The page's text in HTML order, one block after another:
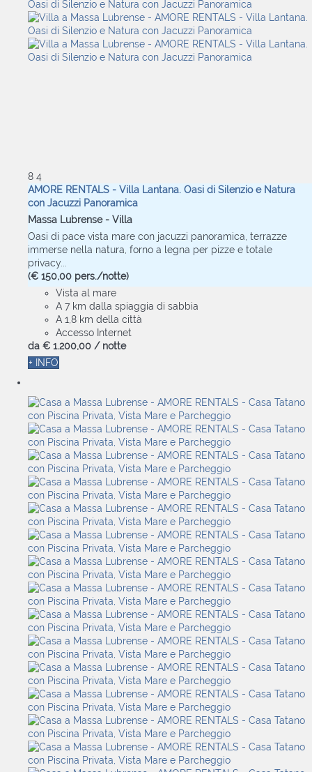
8 4
AMORE RENTALS - Villa Lantana. Oasi di Silenzio e Natura
con Jacuzzi Panoramica
Massa Lubrense - Villa
Oasi di pace vista mare con jacuzzi panoramica, terrazze
immerse nella natura, forno a legna per pizze e totale
privacy...
(€ 150,00 pers./notte)
Vista al mare
A 7 km dalla spiaggia di sabbia
A 1,8 km della città
Accesso Internet
da € 1.200,00 / notte
+ INFO